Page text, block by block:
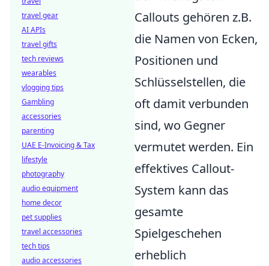
Callouts gehören z.B.
die Namen von Ecken,
Positionen und
Schlüsselstellen, die
oft damit verbunden
sind, wo Gegner
vermutet werden. Ein
effektives Callout-
System kann das
gesamte
Spielgeschehen
erheblich
travel gear
AI APIs
travel gifts
tech reviews
wearables
vlogging tips
Gambling
accessories
parenting
UAE E-Invoicing & Tax
lifestyle
photography
audio equipment
home decor
pet supplies
travel accessories
tech tips
audio accessories